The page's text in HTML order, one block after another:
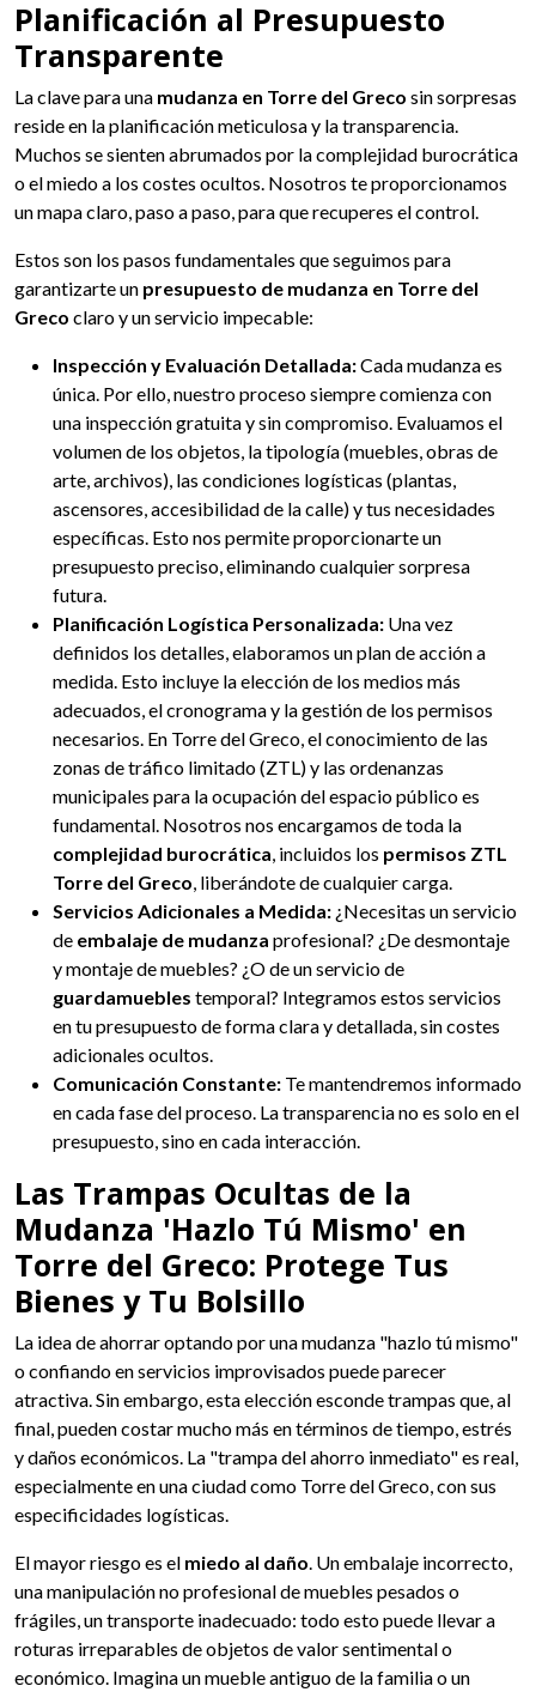
Planificación al Presupuesto
Transparente
La clave para una mudanza en Torre del Greco sin sorpresas
reside en la planificación meticulosa y la transparencia.
Muchos se sienten abrumados por la complejidad burocrática
o el miedo a los costes ocultos. Nosotros te proporcionamos
un mapa claro, paso a paso, para que recuperes el control.
Estos son los pasos fundamentales que seguimos para
garantizarte un presupuesto de mudanza en Torre del
Greco claro y un servicio impecable:
Inspección y Evaluación Detallada:Cada mudanza es
única. Por ello, nuestro proceso siempre comienza con
una inspección gratuita y sin compromiso. Evaluamos el
volumen de los objetos, la tipología (muebles, obras de
arte, archivos), las condiciones logísticas (plantas,
ascensores, accesibilidad de la calle) y tus necesidades
específicas. Esto nos permite proporcionarte un
presupuesto preciso, eliminando cualquier sorpresa
futura.
Planificación Logística Personalizada: Una vez
definidos los detalles, elaboramos un plan de acción a
medida. Esto incluye la elección de los medios más
adecuados, el cronograma y la gestión de los permisos
necesarios. En Torre del Greco, el conocimiento de las
zonas de tráfico limitado (ZTL) y las ordenanzas
municipales para la ocupación del espacio público es
fundamental. Nosotros nos encargamos de toda la
complejidad burocrática, incluidos los permisos ZTL
Torre del Greco, liberándote de cualquier carga.
Servicios Adicionales a Medida: ¿Necesitas un servicio
de embalaje de mudanza profesional? ¿De desmontaje
y montaje de muebles? ¿O de un servicio de
guardamuebles temporal? Integramos estos servicios
en tu presupuesto de forma clara y detallada, sin costes
adicionales ocultos.
Comunicación Constante: Te mantendremos informado
en cada fase del proceso. La transparencia no es solo en el
presupuesto, sino en cada interacción.
Las Trampas Ocultas de la
Mudanza 'Hazlo Tú Mismo' en
Torre del Greco: Protege Tus
Bienes y Tu Bolsillo
La idea de ahorrar optando por una mudanza "hazlo tú mismo"
o confiando en servicios improvisados puede parecer
atractiva. Sin embargo, esta elección esconde trampas que, al
final, pueden costar mucho más en términos de tiempo, estrés
y daños económicos. La "trampa del ahorro inmediato" es real,
especialmente en una ciudad como Torre del Greco, con sus
especificidades logísticas.
El mayor riesgo es el miedo al daño. Un embalaje incorrecto,
una manipulación no profesional de muebles pesados o
frágiles, un transporte inadecuado: todo esto puede llevar a
roturas irreparables de objetos de valor sentimental o
económico. Imagina un mueble antiguo de la familia o un